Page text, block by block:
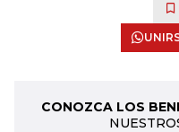
CONOZCA LOS